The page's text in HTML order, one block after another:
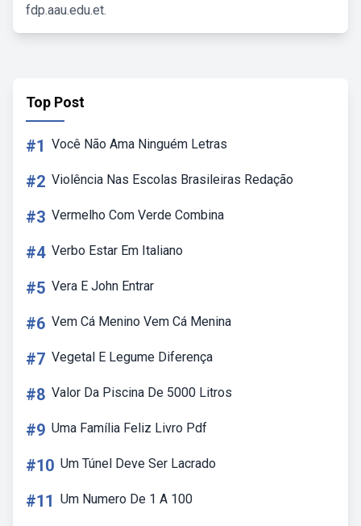
fdp.aau.edu.et.
Top Post
#1 Você Não Ama Ninguém Letras
#2 Violência Nas Escolas Brasileiras Redação
#3 Vermelho Com Verde Combina
#4 Verbo Estar Em Italiano
#5 Vera E John Entrar
#6 Vem Cá Menino Vem Cá Menina
#7 Vegetal E Legume Diferença
#8 Valor Da Piscina De 5000 Litros
#9 Uma Família Feliz Livro Pdf
#10 Um Túnel Deve Ser Lacrado
#11 Um Numero De 1 A 100